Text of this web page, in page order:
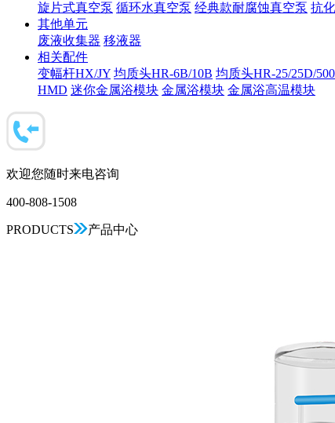
旋片式真空泵 循环水真空泵 经典款耐腐蚀真空泵 抗
其他单元
废液收集器 移液器
相关配件
变幅杆HX/JY 均质头HR-6B/10B 均质头HR-25/25D/
HMD 迷你金属浴模块 金属浴模块 金属浴高温模块
欢迎您随时来电咨询
400-808-1508
PRODUCTS 产品中心